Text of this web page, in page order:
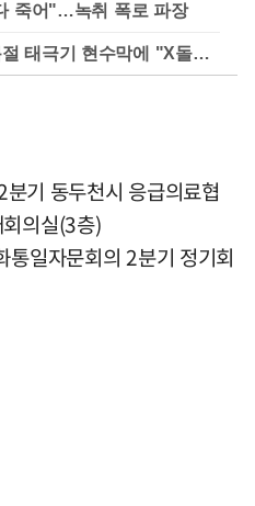
죽어"…녹취 폭로 파장
김희철, 거꾸로 걸린 광복절 태극기 현수막에 "X돌았네"
기 동두천시 응급의료협
의실(3층)
일자문회의 2분기 정기회